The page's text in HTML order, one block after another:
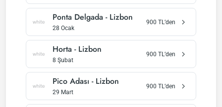
Ponta Delgada - Lizbon
28 Ocak
900 TL’den
Horta - Lizbon
8 Şubat
900 TL’den
Pico Adası - Lizbon
29 Mart
900 TL’den